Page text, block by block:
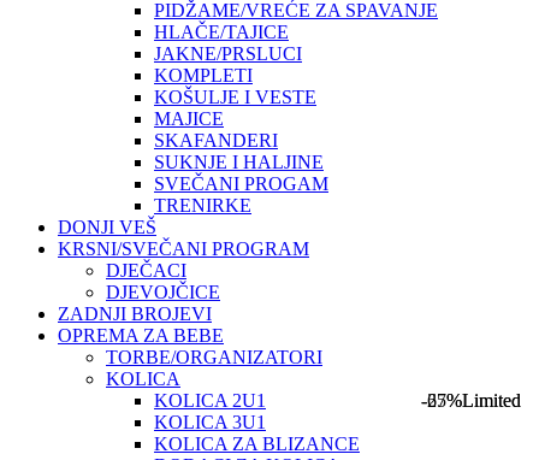
-67%Limited
-25%Limited
PIDŽAME/VREĆE ZA SPAVANJE
HLAČE/TAJICE
JAKNE/PRSLUCI
KOMPLETI
KOŠULJE I VESTE
MAJICE
SKAFANDERI
SUKNJE I HALJINE
SVEČANI PROGAM
TRENIRKE
DONJI VEŠ
KRSNI/SVEČANI PROGRAM
DJEČACI
DJEVOJČICE
ZADNJI BROJEVI
OPREMA ZA BEBE
TORBE/ORGANIZATORI
KOLICA
KOLICA 2U1
KOLICA 3U1
KOLICA ZA BLIZANCE